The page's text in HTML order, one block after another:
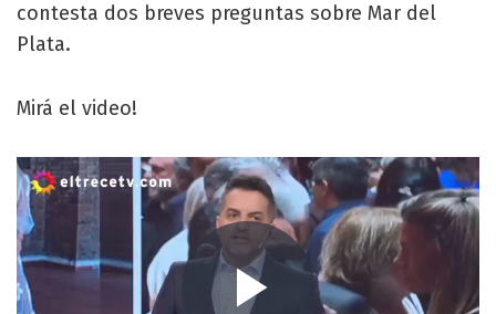
contesta dos breves preguntas sobre Mar del
Plata.
Mirá el video!